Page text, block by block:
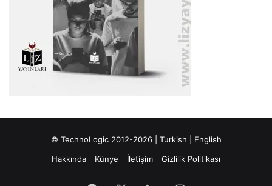
© TechnoLogic 2012-2026 | Turkish
English
Hakkında
Künye İletişim Gizlilik Politikası